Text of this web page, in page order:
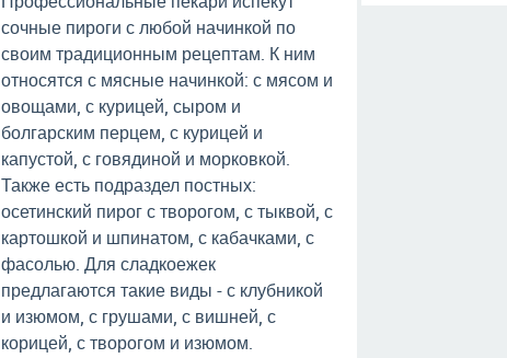
сочные пироги с любой начинкой по
своим традиционным рецептам. К ним
относятся с мясные начинкой: с мясом и
овощами, с курицей, сыром и
болгарским перцем, с курицей и
капустой, с говядиной и морковкой.
Также есть подраздел постных:
осетинский пирог с творогом, с тыквой, с
картошкой и шпинатом, с кабачками, с
фасолью. Для сладкоежек
предлагаются такие виды - с клубникой
и изюмом, с грушами, с вишней, с
корицей, с творогом и изюмом.